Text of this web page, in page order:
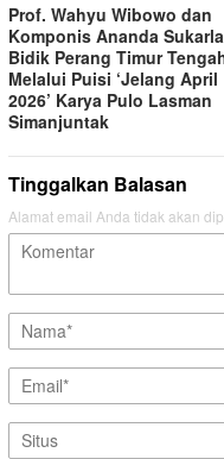
Prof. Wahyu Wibowo dan
Komponis Ananda
Bidik Perang Timur
Melalui Puisi ‘Jelang April
2026’ Karya Pulo Lasman
Simanjuntak
Tinggalkan Balasan
Alamat email Anda tidak akan